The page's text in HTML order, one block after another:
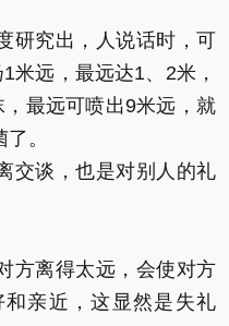
究出，人说话时，可
米远，最远达1、2米，
最远可喷出9米远，就
。
谈，也是对别人的礼
离得太远，会使对方
亲近，这显然是失礼